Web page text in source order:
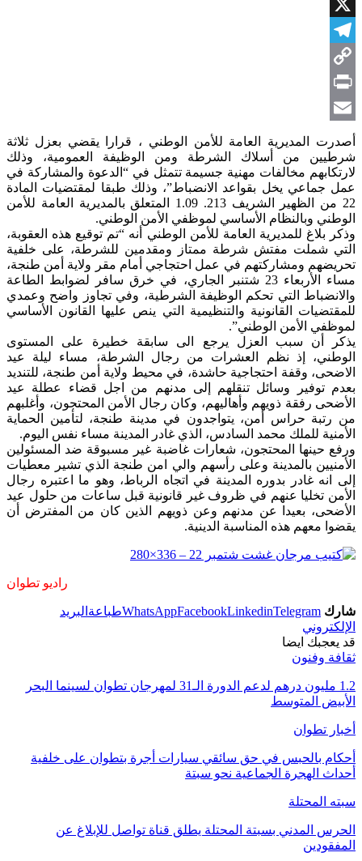
Facebook
X
Telegram
Copy
Link
Print
Email
أصدرت المديرية العامة للأمن الوطني ، قرارا يقضي بعزل ثلاثة
شرطيين من أسلاك الشرطة ومن الوظيفة العمومية، وذلك
لارتكابهم مخالفات مهنية جسيمة تتمثل في “الدعوة والمشاركة في
عمل جماعي يخل بقواعد الانضباط”، وذلك طبقا لمقتضيات المادة
22 من الظهير الشريف 213. 1.09 المتعلق بالمديرية العامة للأمن
الوطني وبالنظام الأساسي لموظفي الأمن الوطني.
وذكر بلاغ للمديرية العامة للأمن الوطني أنه “تم توقيع هذه العقوبة،
التي شملت مفتش شرطة ممتاز ومقدمين للشرطة، على خلفية
تحريضهم ومشاركتهم في عمل احتجاجي أمام مقر ولاية أمن طنجة،
مساء الأربعاء 23 شتنبر الجاري، في خرق سافر لضوابط الطاعة
والانضباط التي تحكم الوظيفة الشرطية، وفي تجاوز واضح وعمدي
للمقتضيات القانونية والتنظيمية التي ينص عليها القانون الأساسي
لموظفي الأمن الوطني”.
يذكر أن سبب العزل يرجع الى سابقة خطيرة على المستوى
الوطني، إذ نظم العشرات من رجال الشرطة، مساء ليلة عيد
الاضحى، وقفة احتجاجية حاشدة، في محيط ولاية أمن طنجة، للتنديد
بعدم توفير وسائل تنقلهم إلى مدنهم من اجل قضاء عطلة عيد
الأضحى رفقة ذويهم وأهاليهم، وكان رجال الأمن المحتجون، وأغلبهم
من رتبة حراس أمن، يتواجدون في مدينة طنجة، لتأمين الحماية
الأمنية للملك محمد السادس، الذي غادر المدينة مساء نفس اليوم.
ورفع حينها المحتجون، شعارات غاضبة غير مسبوقة ضد المسئولين
الأمنيين بالمدينة وعلى رأسهم والي امن طنجة الذي تشير معطيات
إلى انه غادر بدوره المدينة في اتجاه الرباط، وهو ما اعتبره رجال
الأمن تخليا عنهم في ظروف غير قانونية قبل ساعات من حلول عيد
الأضحى، بعيدا عن مدنهم وعن ذويهم الذين كان من المفترض أن
يقضوا معهم هذه المناسبة الدينية.
راديو تطوان
شارك WhatsAppFacebookLinkedinTelegram طباعة البريد
الإلكتروني
قد يعجبك ايضا
ثقافة وفنون
1.2 مليون درهم لدعم الدورة الـ31 لمهرجان تطوان لسينما البحر
الأبيض المتوسط
أخبار تطوان
أحكام بالحبس في حق سائقي سيارات أجرة بتطوان على خلفية
أحداث الهجرة الجماعية نحو سبتة
سبته المحتلة
الحرس المدني بسبتة المحتلة يطلق قناة تواصل للإبلاغ عن
المفقودين